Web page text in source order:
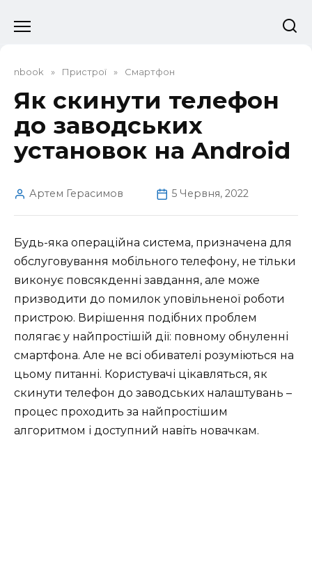
до
nbook » Пристрої » Смартфон
Як скинути телефон
до заводських
установок на Android
Артем Герасимов 5 Червня, 2022
Будь-яка операційна система, призначена для
обслуговування мобільного телефону, не тільки
виконує повсякденні завдання, але може
призводити до помилок уповільненої роботи
пристрою. Вирішення подібних проблем
полягає у найпростішій дії: повному обнуленні
смартфона. Але не всі обивателі розуміються на
цьому питанні. Користувачі цікавляться, як
скинути телефон до заводських налаштувань –
процес проходить за найпростішим
алгоритмом і доступний навіть новачкам.